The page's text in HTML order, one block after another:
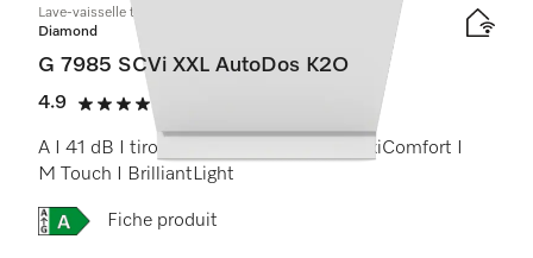
Lave-vaisselle totalement intégrable XXL
Diamond
G 7985 SCVi XXL AutoDos K2O
4.9
4.9 étoiles sur 5
A I 41 dB I tiroir à couverts I paniers MaxiComfort I
M Touch I BrilliantLight
Online Label Flag, Étiquette énergétique
Fiche produit